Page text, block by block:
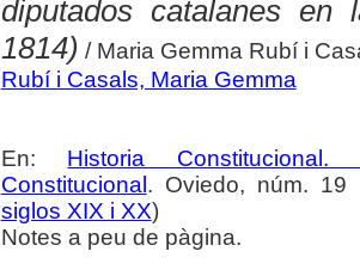
diputados catalanes
1814) / Maria Gemma Rubí i
Rubí i Casals, Maria Gemma
En: Historia
Constitucional . Oviedo, núm.
siglos XIX i XX)
Notes a peu de pàgina.